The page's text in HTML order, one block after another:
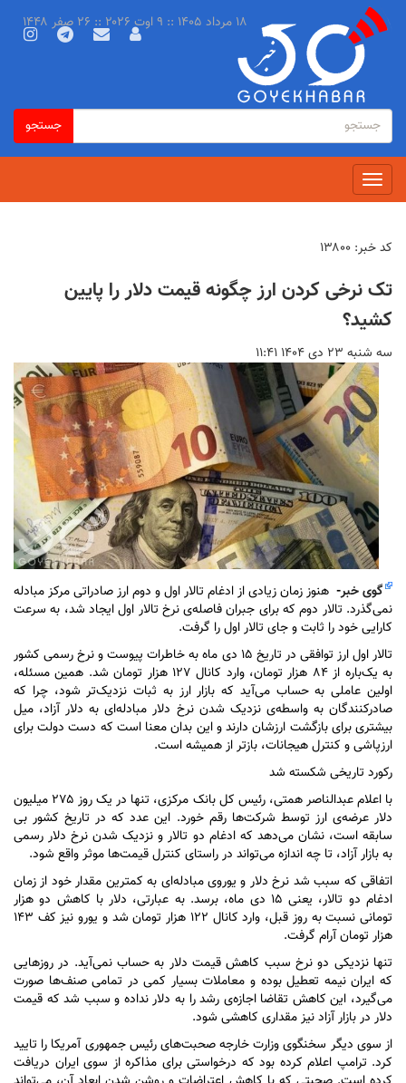
فرم
جستجو
جستجو
جستجو
Toggle
navigation
۱۸ مرداد ۱۴۰۵ :: ۹ اوت ۲۰۲۶ :: ۲۶ صفر ۱۴۴۸
کد خبر: ۱۳۸۰۰
تک نرخی کردن ارز چگونه قیمت دلار را پایین
کشید؟
سه شنبه ۲۳ دى ۱۴۰۴ ۱۱:۴۱
گوی خبر- هنوز زمان زیادی از ادغام تالار اول و دوم ارز صادراتی مرکز مبادله
نمی‌گذرد. تالار دوم که برای جبران فاصله‌ی نرخ تالار اول ایجاد شد، به سرعت
کارایی خود را ثابت و جای تالار اول را گرفت.
تالار اول ارز توافقی در تاریخ ۱۵ دی ماه به خاطرات پیوست و نرخ رسمی کشور
به یک‌باره از ۸۴ هزار تومان، وارد کانال ۱۲۷ هزار تومان شد. همین مسئله،
اولین عاملی به حساب می‌آید که بازار ارز به ثبات نزدیک‌تر شود، چرا که
صادرکنندگان به واسطه‌ی نزدیک شدن نرخ دلار مبادله‌ای به دلار آزاد، میل
بیشتری برای بازگشت ارزشان دارند و این بدان معنا است که دست دولت برای
ارزپاشی و کنترل هیجانات، بازتر از همیشه است.
رکورد تاریخی شکسته شد
با اعلام عبدالناصر همتی، رئیس کل بانک مرکزی، تنها در یک روز ۲۷۵ میلیون
دلار عرضه‌ی ارز توسط شرکت‌ها رقم خورد. این عدد که در تاریخ کشور بی
سابقه است، نشان می‌دهد که ادغام دو تالار و نزدیک شدن نرخ دلار رسمی
به بازار آزاد، تا چه اندازه می‌تواند در راستای کنترل قیمت‌ها موثر واقع شود.
اتفاقی که سبب شد نرخ دلار و یوروی مبادله‌ای به کمترین مقدار خود از زمان
ادغام دو تالار، یعنی ۱۵ دی ماه، برسد. به عبارتی، دلار با کاهش دو هزار
تومانی نسبت به روز قبل، وارد کانال ۱۲۲ هزار تومان شد و یورو نیز کف ۱۴۳
هزار تومان آرام گرفت.
تنها نزدیکی دو نرخ سبب کاهش قیمت دلار به حساب نمی‌آید. در روز‌هایی
که ایران نیمه تعطیل بوده و معاملات بسیار کمی در تمامی صنف‌ها صورت
می‌گیرد، این کاهش تقاضا اجازه‌ی رشد را به دلار نداده و سبب شد که قیمت
دلار در بازار آزاد نیز مقداری کاهشی شود.
از سوی دیگر سخنگوی وزارت خارجه صحبت‌های رئیس جمهوری آمریکا را تایید
کرد. ترامپ اعلام کرده بود که درخواستی برای مذاکره از سوی ایران دریافت